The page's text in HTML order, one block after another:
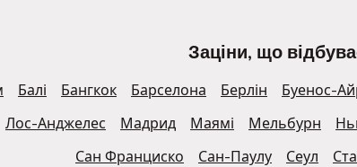
Заціни, що
Балі Бангкок Барселона Берлін Буенос-
Лос-Анджелес Мадрид Маямі Мельбурн
Сан Франциско
Сан-Паулу Сеул